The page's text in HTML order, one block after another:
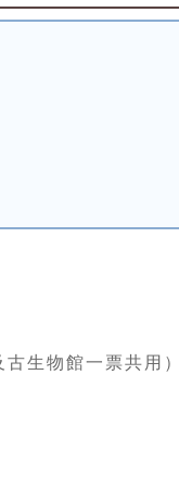
生物館一票共用